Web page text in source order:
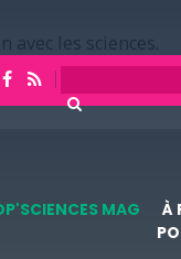
avec les sciences.
MAG
À